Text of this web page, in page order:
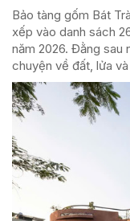
Bảo tàng gốm Bát
xếp vào danh sách
năm 2026. Đằng sau
chuyện về đất, lửa